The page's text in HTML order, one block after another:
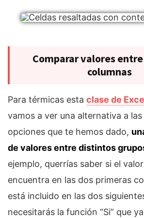
Comparar valores
columnas
Para térmicas esta clase de
vamos a ver una alternativa a
opciones que te hemos dado,
de valores entre distintos
ejemplo, querrías saber si el
encuentra en las dos primeras
está incluido en las dos
necesitarás la función “Si” que